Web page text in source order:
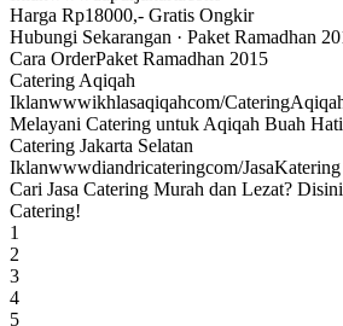
Harga Rp18000,- Gratis Ongkir
Hubungi Sekarangan · Paket Ramadhan
Cara OrderPaket Ramadhan 2015
Catering Aqiqah‎
Iklanwwwikhlasaqiqahcom/
Melayani Catering untuk Aqiqah Buah
Catering Jakarta Selatan‎
Iklanwwwdiandricateringcom/JasaKatering‎
Cari Jasa Catering Murah dan Lezat?
Catering!
1
2
3
4
5